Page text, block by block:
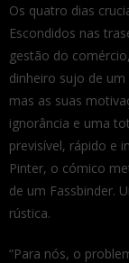
Os quatro dias
Escondidos nas
gestão do
dinheiro sujo de
mas as suas
ignorância e uma
previsível, rápido e
Pinter, o cómico
de um Fassbinder.
rústica.
“Para nós, o